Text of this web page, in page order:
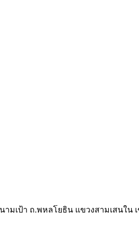
นามเป้า ถ.พหลโยธิน แขวงสามเสนใน